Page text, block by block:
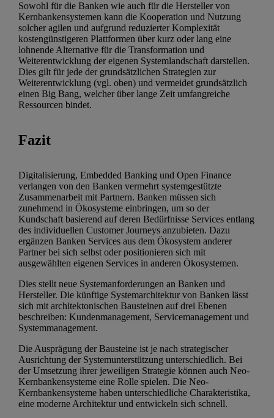
Sowohl für die Banken wie auch für die Hersteller von
Kernbankensystemen kann die Kooperation und Nutzung
solcher agilen und aufgrund reduzierter Komplexität
kostengünstigeren Plattformen über kurz oder lang eine
lohnende Alternative für die Transformation und
Weiterentwicklung der eigenen Systemlandschaft darstellen.
Dies gilt für jede der grundsätzlichen Strategien zur
Weiterentwicklung (vgl. oben) und vermeidet grundsätzlich
einen Big Bang, welcher über lange Zeit umfangreiche
Ressourcen bindet.
Fazit
Digitalisierung, Embedded Banking und Open Finance
verlangen von den Banken vermehrt systemgestützte
Zusammenarbeit mit Partnern. Banken müssen sich
zunehmend in Ökosysteme einbringen, um so der
Kundschaft basierend auf deren Bedürfnisse Services entlang
des individuellen Customer Journeys anzubieten. Dazu
ergänzen Banken Services aus dem Ökosystem anderer
Partner bei sich selbst oder positionieren sich mit
ausgewählten eigenen Services in anderen Ökosystemen.
Dies stellt neue Systemanforderungen an Banken und
Hersteller. Die künftige Systemarchitektur von Banken lässt
sich mit architektonischen Bausteinen auf drei Ebenen
beschreiben: Kundenmanagement, Servicemanagement und
Systemmanagement.
Die Ausprägung der Bausteine ist je nach strategischer
Ausrichtung der Systemunterstützung unterschiedlich. Bei
der Umsetzung ihrer jeweiligen Strategie können auch Neo-
Kernbankensysteme eine Rolle spielen. Die Neo-
Kernbankensysteme haben unterschiedliche Charakteristika,
eine moderne Architektur und entwickeln sich schnell.